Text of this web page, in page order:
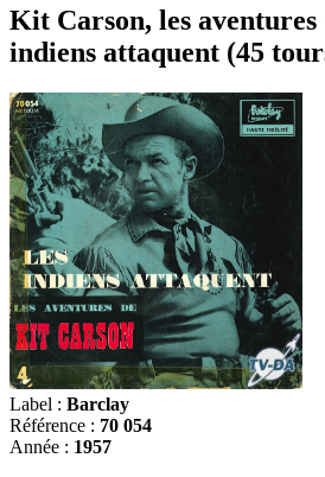
Kit Carson, les aventures
indiens attaquent (45
Label : Barclay
Référence : 70 054
Année : 1957